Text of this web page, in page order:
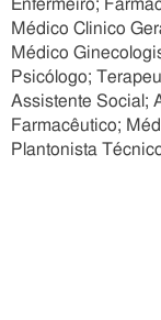
Enfermeiro;
Médico Clinico
Médico
Psicólogo;
Assistente Social;
Farmacêutico;
Plantonista